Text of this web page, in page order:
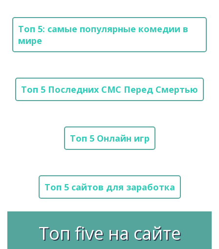
Топ 5: самые популярные комедии в
мире
Топ 5 Последних СМС Перед Смертью
Топ 5 Онлайн игр
Топ 5 сайтов для заработка
Топ five на сайте